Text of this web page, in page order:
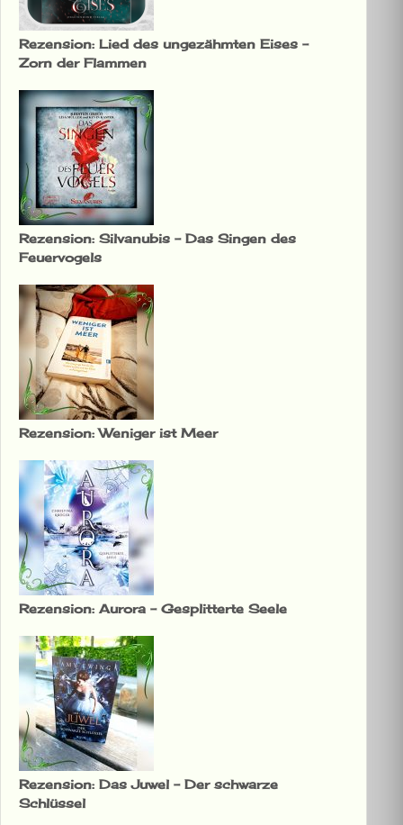
Rezension: Lied des ungezähmten Eises –
Zorn der Flammen
Rezension: Silvanubis – Das Singen des
Feuervogels
Rezension: Weniger ist Meer
Rezension: Aurora – Gesplitterte Seele
Rezension: Das Juwel – Der schwarze
Schlüssel